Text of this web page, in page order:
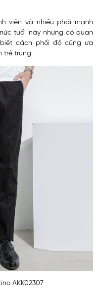
viên và nhiều phái mạnh
tuổi này nhưng có quan
cách phối đồ cũng ưa
trẻ trung.
AKK02307